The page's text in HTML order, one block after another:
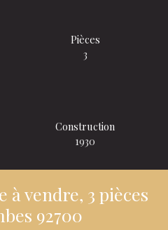
Pièces
3
Construction
1930
à vendre, 3 pièces
92700